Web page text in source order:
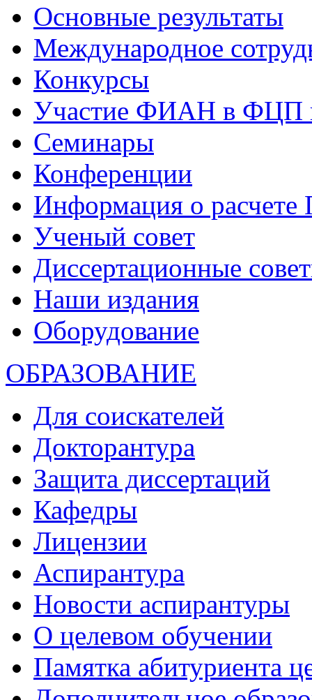
Основные результаты
Международное
Конкурсы
Участие ФИАН в ФЦП
Семинары
Конференции
Информация о
Ученый совет
Диссертационные
Наши издания
Оборудование
ОБРАЗОВАНИЕ
Для соискателей
Докторантура
Защита диссертаций
Кафедры
Лицензии
Аспирантура
Новости аспирантуры
О целевом обучении
Памятка абитуриента